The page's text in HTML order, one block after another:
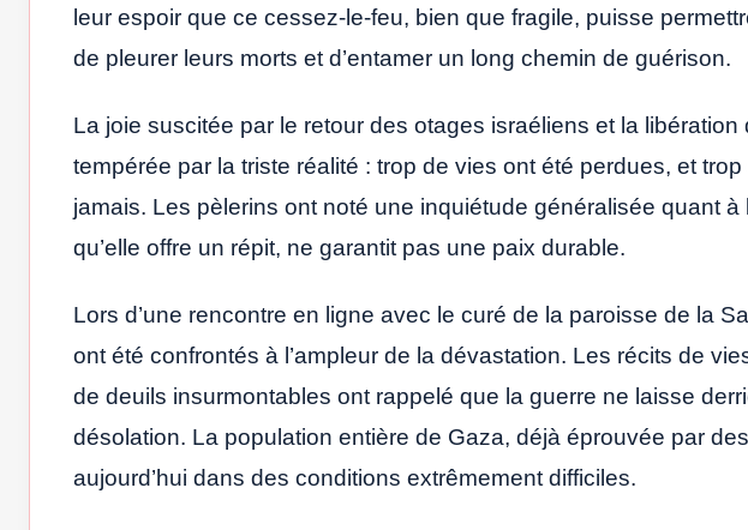
leur espoir que ce cessez-le-feu, bien que fragile, puisse
de pleurer leurs morts et d’entamer un long chemin de guérison.
La joie suscitée par le retour des otages israéliens et la
tempérée par la triste réalité : trop de vies ont été perdues, et
jamais. Les pèlerins ont noté une inquiétude généralisée quant
qu’elle offre un répit, ne garantit pas une paix durable.
Lors d’une rencontre en ligne avec le curé de la paroisse de la
ont été confrontés à l’ampleur de la dévastation. Les récits de
de deuils insurmontables ont rappelé que la guerre ne laisse
désolation. La population entière de Gaza, déjà éprouvée par
aujourd’hui dans des conditions extrêmement difficiles.